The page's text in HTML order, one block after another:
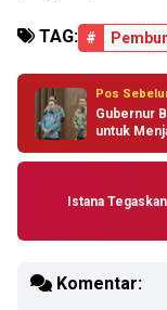
TAG: #
Pos
Gubernur
untuk
Istana
Komentar: